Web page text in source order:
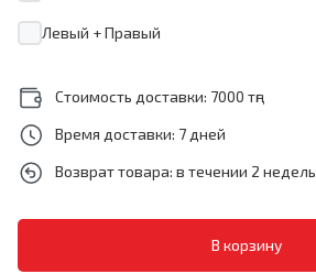
Левый + Правый
Стоимость доставки: 7000 тңг
Время доставки: 7 дней
Возврат товара: в течении 2 недель